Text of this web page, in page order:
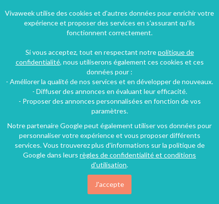
Thannenkirch (9 km), Haut-Rhin, Alsace, Grand Est, France
Appartement
5 chambres 10 personnes
Vivaweek utilise des cookies et d'autres données pour enrichir votre
expérience et proposer des services en s'assurant qu'ils
fonctionnent correctement.
Si vous acceptez, tout en respectant notrepolitique de
confidentialité, nous utiliserons également ces cookies et ces
données pour :
- Améliorer la qualité de nos services et en développer de nouveaux.
- Diffuser des annonces en évaluant leur efficacité.
- Proposer des annonces personnalisées en fonction de vos
paramètres.
Notre partenaire Google peut également utiliser vos données pour
personnaliser votre expérience et vous proposer différents
services. Vous trouverez plus d'informations sur la politique de
Google dans leurs règles de confidentialité et conditions
d'utilisation.
J'accepte